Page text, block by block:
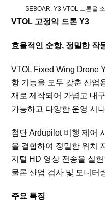
SEBOAR, Y3 VTOL 드론을
VTOL 고정익 드론 Y3
효율적인 순항, 정밀한 작
VTOL Fixed Wing Drone
항 기능을 모두 갖춘 산업
재로 제작되어 가볍고 내
가능하고 다양한 운영 시
첨단 Ardupilot 비행 제어
을 결합하여 정밀한 위치
지털 HD 영상 전송을 실
물론 산업 검사 및 모니터
주요 특징